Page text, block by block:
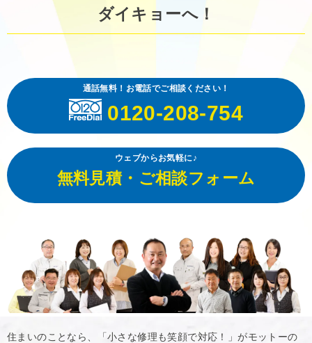
ダイキョーへ！
通話無料！お電話でご相談ください！
0120-208-754
ウェブからお気軽に♪
無料見積・ご相談フォーム
住まいのことなら、「小さな修理も笑顔で対応！」がモットーの